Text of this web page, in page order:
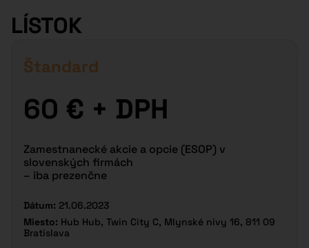
LÍSTOK
Štandard
60 € + DPH
Zamestnanecké akcie a opcie (ESOP) v
slovenských firmách
– iba prezenčne
Dátum: 21.06.2023
Miesto: Hub Hub, Twin City C, Mlynské nivy 16, 811 09
Bratislava